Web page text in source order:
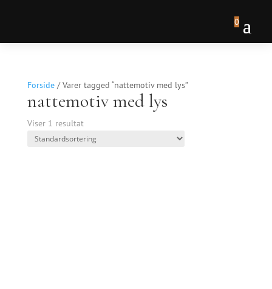
0
Forside/ Varer tagged “nattemotiv med lys”
nattemotiv med lys
Viser 1 resultat